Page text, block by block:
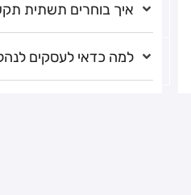
איך בוחרים תשתית
למה כדאי לעסקים